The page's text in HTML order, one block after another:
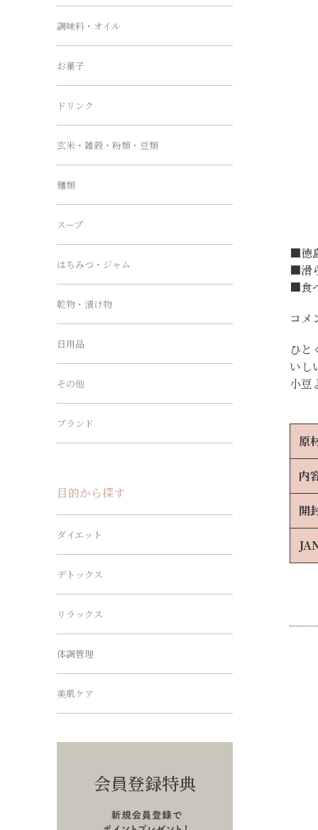
■徳
■滑
■食
コ
ひと
いし
小豆
原
内
開
調味料・オイル
お菓子
ドリンク
玄米・雑穀・粉類・豆類
麺類
スープ
はちみつ・ジャム
乾物・漬け物
日用品
その他
ブランド
目的から探す
ダイエット
デトックス
リラックス
体調管理
美肌ケア
会員登録特典